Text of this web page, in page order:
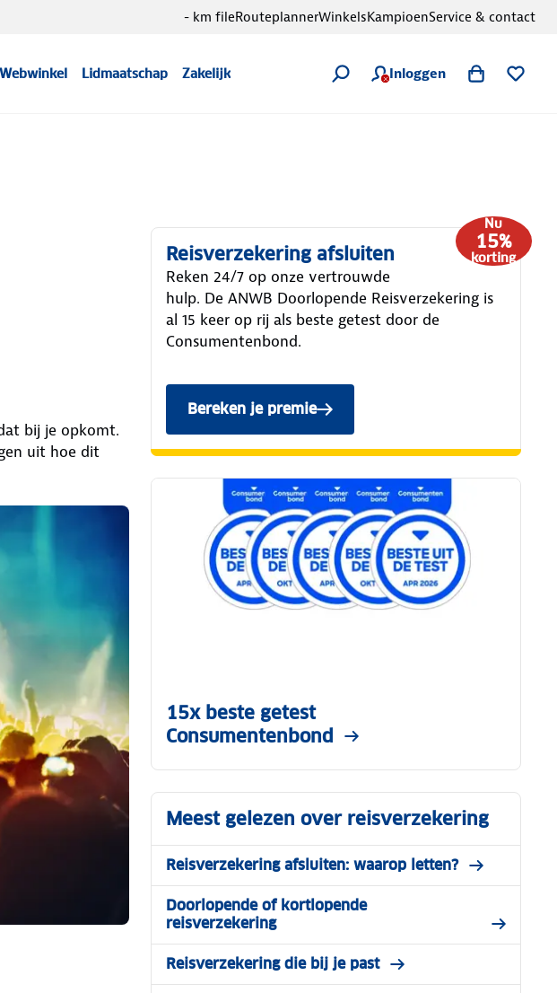
Webwinkel Lidmaatschap Zakelijk Inloggen
- km fileRouteplannerWinkelsKampioenService & contact
bij je opkomt.
uit hoe dit
Nu
15%
korting
Reisverzekering afsluiten
Reken 24/7 op onze vertrouwde
hulp. De ANWB Doorlopende Reisverzekering is
al 15 keer op rij als beste getest door de
Consumentenbond.
Bereken je premievan de ANWB Reisverzekering.
15x beste getest
Consumentenbond
Meest gelezen over reisverzekering
Reisverzekering afsluiten: waarop letten?
Doorlopende of kortlopende
reisverzekering
Reisverzekering die bij je past